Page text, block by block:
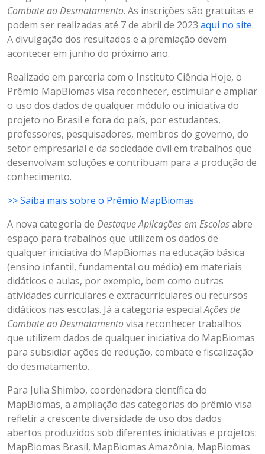
Combate ao Desmatamento. As inscrições são gratuitas e
podem ser realizadas até 7 de abril de 2023 aqui no site.
A divulgação dos resultados e a premiação devem
acontecer em junho do próximo ano.
Realizado em parceria com o Instituto Ciência Hoje, o
Prêmio MapBiomas visa reconhecer, estimular e ampliar
o uso dos dados de qualquer módulo ou iniciativa do
projeto no Brasil e fora do país, por estudantes,
professores, pesquisadores, membros do governo, do
setor empresarial e da sociedade civil em trabalhos que
desenvolvam soluções e contribuam para a produção de
conhecimento.
>> Saiba mais sobre o Prêmio MapBiomas
A nova categoria de Destaque Aplicações em Escolasabre
espaço para trabalhos que utilizem os dados de
qualquer iniciativa do MapBiomas na educação básica
(ensino infantil, fundamental ou médio) em materiais
didáticos e aulas, por exemplo, bem como outras
atividades curriculares e extracurriculares ou recursos
didáticos nas escolas. Já a categoria especialAções de
Combate ao Desmatamentovisa reconhecer trabalhos
que utilizem dados de qualquer iniciativa do MapBiomas
para subsidiar ações de redução, combate e fiscalização
do desmatamento.
Para Julia Shimbo, coordenadora científica do
MapBiomas, a ampliação das categorias do prêmio visa
refletir a crescente diversidade de uso dos dados
abertos produzidos sob diferentes iniciativas e projetos:
MapBiomas Brasil, MapBiomas Amazônia, MapBiomas